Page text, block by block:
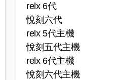
relx 6代
悅刻六代
relx 5代主機
悅刻五代主機
relx 6代主機
悅刻六代主機